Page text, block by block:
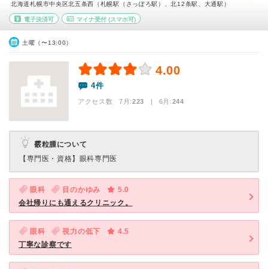
北海道札幌市中央区北五条西（札幌駅（さっぽろ駅）、北12条駅、大通駅）
電子決済可 マイナ受付(スマホ可)
土曜（〜13:00）
4.00
4件
アクセス数 7月:223 | 6月:244
霰粒腫について
【専門医・資格】 眼科専門医
眼科 目のかゆみ
5.0
会社帰りにも通えるクリニック。
眼科 視力の低下
4.5
丁寧な診察です